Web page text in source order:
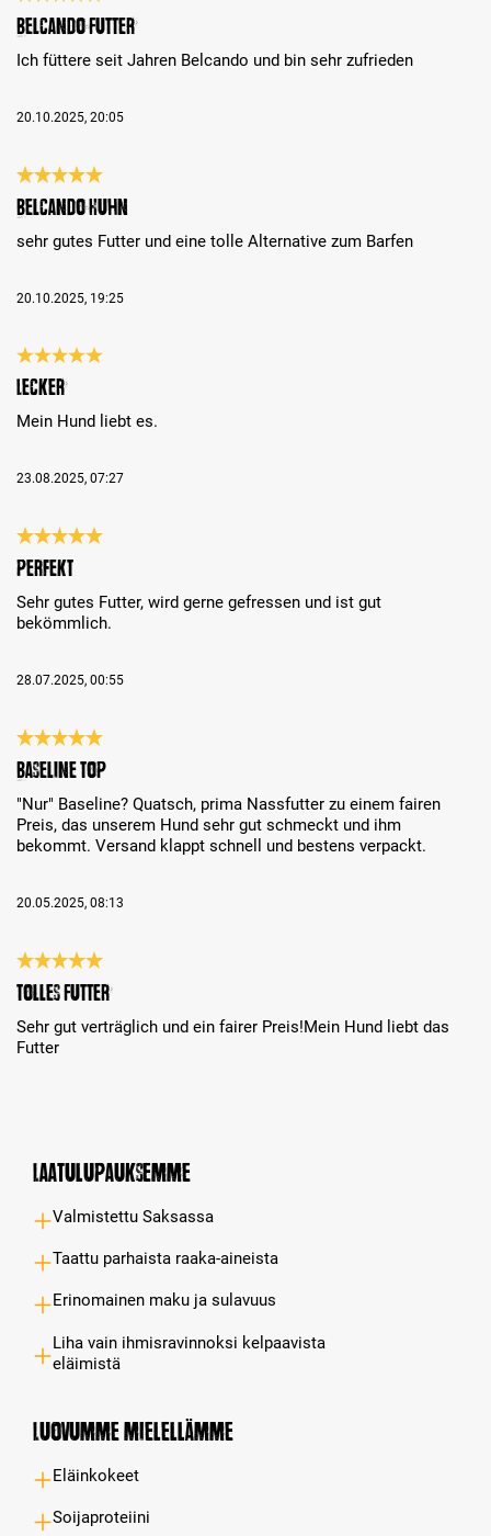
Review with rating of 5 out of 5 stars
Belcando Futter
Ich füttere seit Jahren Belcando und bin sehr zufrieden
20.10.2025, 20:05
Review with rating of 5 out of 5 stars
Belcando Huhn
sehr gutes Futter und eine tolle Alternative zum Barfen
20.10.2025, 19:25
Review with rating of 5 out of 5 stars
Lecker
Mein Hund liebt es.
23.08.2025, 07:27
Review with rating of 5 out of 5 stars
Perfekt
Sehr gutes Futter, wird gerne gefressen und ist gut
bekömmlich.
28.07.2025, 00:55
Review with rating of 5 out of 5 stars
Baseline TOP
"Nur" Baseline? Quatsch, prima Nassfutter zu einem fairen
Preis, das unserem Hund sehr gut schmeckt und ihm
bekommt. Versand klappt schnell und bestens verpackt.
20.05.2025, 08:13
Review with rating of 5 out of 5 stars
Tolles Futter
Sehr gut verträglich und ein fairer Preis!Mein Hund liebt das
Futter
Laatulupauksemme
Valmistettu Saksassa
Taattu parhaista raaka-aineista
Erinomainen maku ja sulavuus
Liha vain ihmisravinnoksi kelpaavista
eläimistä
Luovumme mielellämme
Eläinkokeet
Soijaproteiini